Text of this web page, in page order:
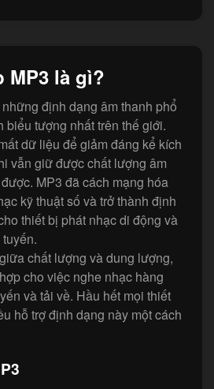
MP3 là gì?
định dạng âm thanh phổ
biểu tượng nhất trên thế giới.
dữ liệu để giảm đáng kể kích
vẫn giữ được chất lượng âm
MP3 đã cách mạng hóa
kỹ thuật số và trở thành định
thiết bị phát nhạc di động và
chất lượng và dung lượng,
cho việc nghe nhạc hàng
và tải về. Hầu hết mọi thiết
hỗ trợ định dạng này một cách